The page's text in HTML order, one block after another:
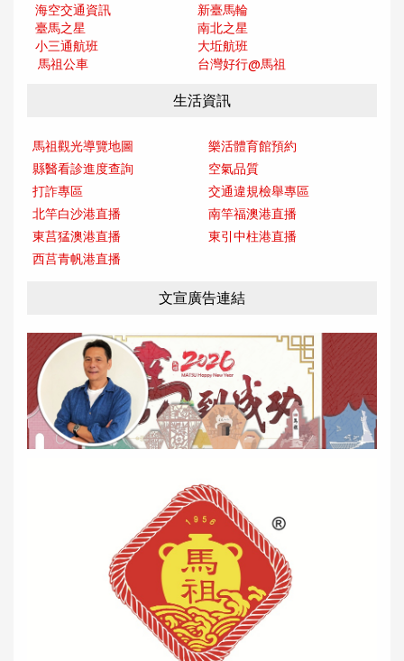
海空交通資訊
新臺馬輪
臺馬之星
南北之星
小三通航班
大坵航班
馬祖公車
台灣好行@馬祖
生活資訊
馬祖觀光導覽地圖
樂活體育館預約
縣醫看診進度查詢
空氣品質
打詐專區
交通違規檢舉專區
北竿白沙港直播
南竿福澳港直播
東莒猛澳港直播
東引中柱港直播
西莒青帆港直播
文宣廣告連結